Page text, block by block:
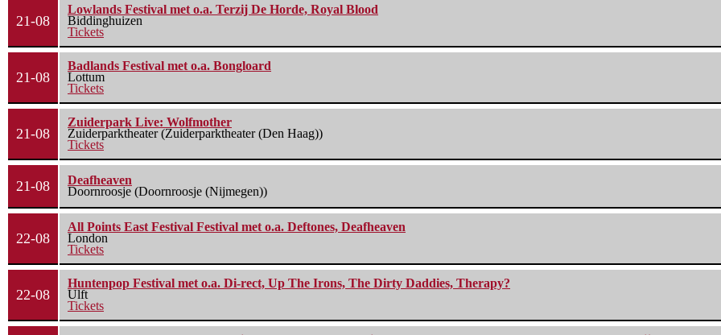
21-08
Lowlands Festival met o.a. Terzij De Horde, Royal Blood
Biddinghuizen
Tickets
21-08
Badlands Festival met o.a. Bongloard
Lottum
Tickets
21-08
Zuiderpark Live: Wolfmother
Zuiderparktheater (Zuiderparktheater (Den Haag))
Tickets
21-08
Deafheaven
Doornroosje (Doornroosje (Nijmegen))
22-08
All Points East Festival Festival met o.a. Deftones, Deafheaven
London
Tickets
22-08
Huntenpop Festival met o.a. Di-rect, Up The Irons, The Dirty Daddies, Therapy?
Ulft
Tickets